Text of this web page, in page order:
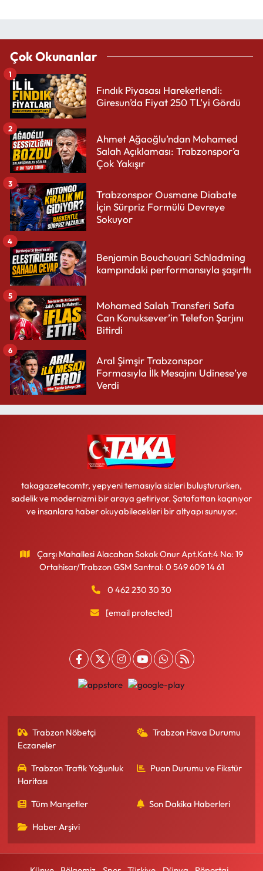
Çok Okunanlar
Fındık Piyasası Hareketlendi:
Giresun’da Fiyat 250 TL’yi Gördü
1
Ahmet Ağaoğlu’ndan Mohamed
Salah Açıklaması: Trabzonspor’a
Çok Yakışır
2
Trabzonspor Ousmane Diabate
İçin Sürpriz Formülü Devreye
Sokuyor
3
Benjamin Bouchouari Schladming
kampındaki performansıyla şaşırttı
4
Mohamed Salah Transferi Safa
Can Konuksever’in Telefon Şarjını
Bitirdi
5
Aral Şimşir Trabzonspor
Formasıyla İlk Mesajını Udinese’ye
Verdi
6
takagazetecomtr, yepyeni temasıyla sizleri buluştururken,
sadelik ve modernizmi bir araya getiriyor. Şatafattan kaçınıyor
ve insanlara haber okuyabilecekleri bir altyapı sunuyor.
Çarşı Mahallesi Alacahan Sokak Onur Apt.Kat:4 No: 19
Ortahisar/Trabzon GSM Santral: 0 549 609 14 61
0 462 230 30 30
[email protected]
Trabzon Nöbetçi
Eczaneler
Trabzon Hava Durumu
Trabzon Trafik Yoğunluk
Haritası
Puan Durumu ve Fikstür
Tüm Manşetler Son Dakika Haberleri
Haber Arşivi